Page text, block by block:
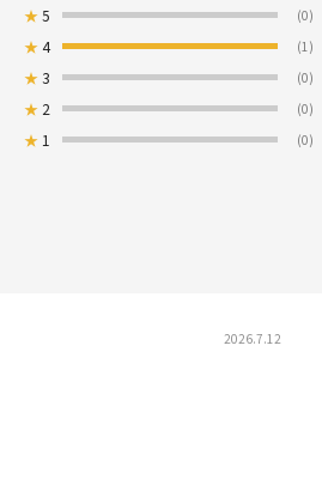
★5 (0)
★4 (1)
★3 (0)
★ 2 (0)
★ 1 (0)
2026.7.12